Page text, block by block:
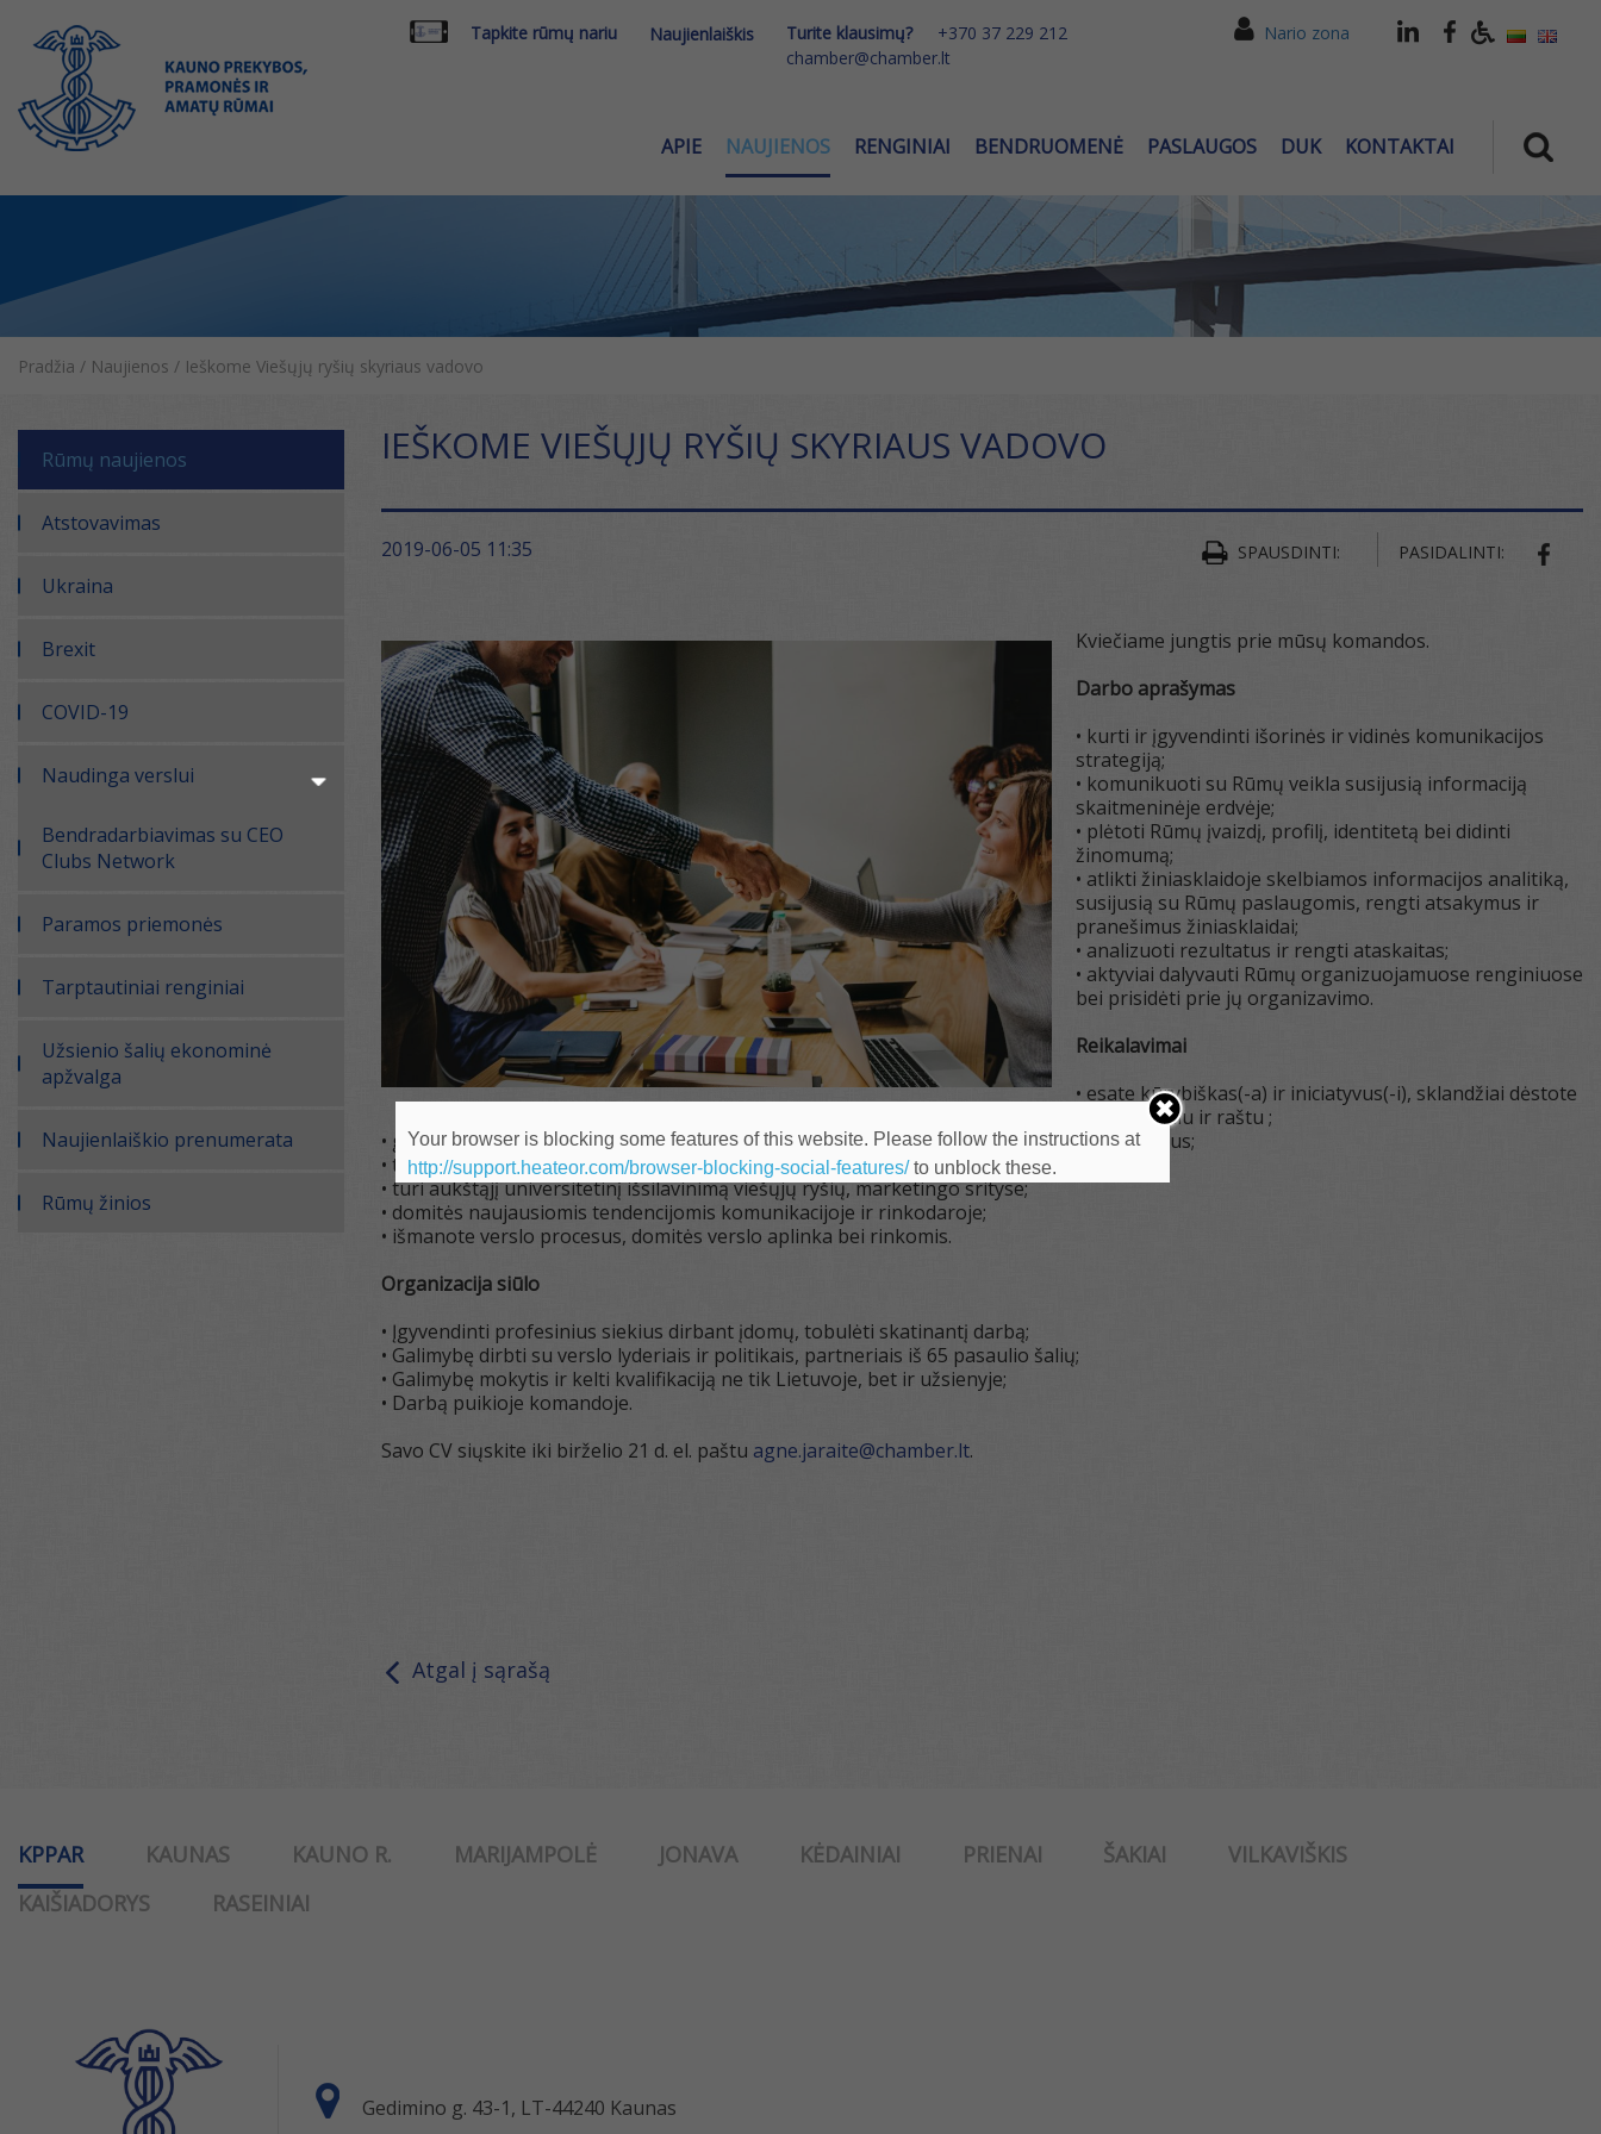
Tapkite rūmų nariu Naujienlaiškis Turite klausimų?
+370 37 229 212
chamber@chamber.lt
Nario zona
APIE NAUJIENOS RENGINIAI BENDRUOMENĖ PASLAUGOS DUK KONTAKTAI
Pradžia / Naujienos / Ieškome Viešųjų ryšių skyriaus vadovo
Rūmų naujienos
Atstovavimas
Ukraina
Brexit
COVID-19
Naudinga verslui
Bendradarbiavimas su CEO
Clubs Network
Paramos priemonės
Tarptautiniai renginiai
Užsienio šalių ekonominė
apžvalga
Naujienlaiškio prenumerata
Rūmų žinios
IEŠKOME VIEŠŲJŲ RYŠIŲ SKYRIAUS VADOVO
2019-06-05 11:35 SPAUSDINTI: PASIDALINTI:
Kviečiame jungtis prie mūsų komandos.
Darbo aprašymas
• kurti ir įgyvendinti išorinės ir vidinės komunikacijos
strategiją;
• komunikuoti su Rūmų veikla susijusią informaciją
skaitmeninėje erdvėje;
• plėtoti Rūmų įvaizdį, profilį, identitetą bei didinti
žinomumą;
• atlikti žiniasklaidoje skelbiamos informacijos analitiką,
susijusią su Rūmų paslaugomis, rengti atsakymus ir
pranešimus žiniasklaidai;
• analizuoti rezultatus ir rengti ataskaitas;
• aktyviai dalyvauti Rūmų organizuojamuose renginiuose
bei prisidėti prie jų organizavimo.
Reikalavimai
• esate kūrybiškas(-a) ir iniciatyvus(-i), sklandžiai dėstote
mintis žodžiu ir raštu ;
• gebate savarankiškai planuoti, organizuoti veiklą, rinktis vertę kuriančius darbo metodus;
• turite su pareigybės funkcijomis susijusios darbo patirties;
• turi aukštąjį universitetinį išsilavinimą viešųjų ryšių, marketingo srityse;
• domitės naujausiomis tendencijomis komunikacijoje ir rinkodaroje;
• išmanote verslo procesus, domitės verslo aplinka bei rinkomis.
Organizacija siūlo
• Įgyvendinti profesinius siekius dirbant įdomų, tobulėti skatinantį darbą;
• Galimybę dirbti su verslo lyderiais ir politikais, partneriais iš 65 pasaulio šalių;
• Galimybę mokytis ir kelti kvalifikaciją ne tik Lietuvoje, bet ir užsienyje;
• Darbą puikioje komandoje.
Savo CV siųskite iki birželio 21 d. el. paštu agne.jaraite@chamber.lt.
Atgal į sąrašą
KPPAR KAUNAS KAUNO R. MARIJAMPOLĖ JONAVA KĖDAINIAI PRIENAI ŠAKIAI
VILKAVIŠKIS
KAIŠIADORYS
RASEINIAI
Gedimino g. 43-1, LT-44240 Kaunas
Your browser is blocking some features of this website. Please follow the instructions at
http://support.heateor.com/browser-blocking-social-features/to unblock these.